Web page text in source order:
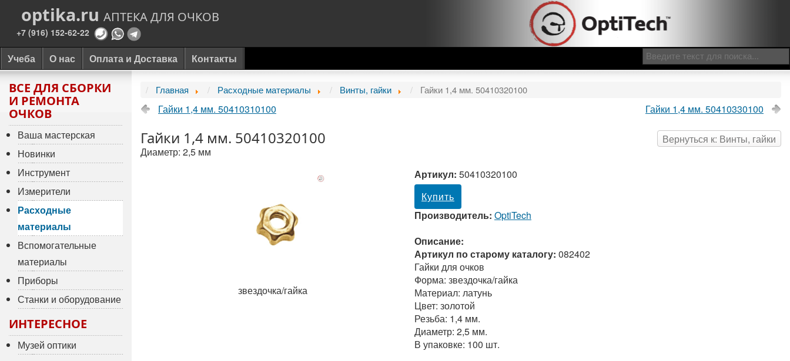
optika.ruАПТЕКА ДЛЯ ОЧКОВ
+7 (916) 152-62-22
Учеба О нас Оплата и Доставка Контакты
ВСЕ ДЛЯ СБОРКИ
И РЕМОНТА
ОЧКОВ
Ваша мастерская
Новинки
Инструмент
Измерители
Расходные
материалы
Вспомогательные
материалы
Приборы
Станки и оборудование
ИНТЕРЕСНОЕ
Музей оптики
Главная Расходные материалы Винты, гайки Гайки 1,4 мм. 50410320100
Гайки 1,4 мм. 50410310100 Гайки 1,4 мм. 50410330100
Вернуться к: Винты, гайки
Гайки 1,4 мм. 50410320100
Диаметр: 2,5 мм
звездочка/гайка
Артикул: 50410320100
Купить
Производитель: OptiTech
Описание:
Артикул по старому каталогу: 082402
Гайки для очков
Форма: звездочка/гайка
Материал: латунь
Цвет: золотой
Резьба: 1,4 мм.
Диаметр: 2,5 мм.
В упаковке: 100 шт.